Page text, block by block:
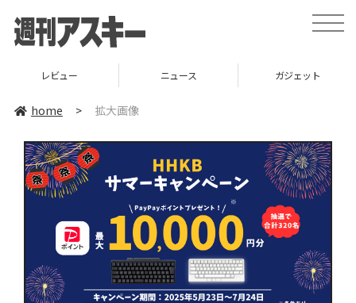
toggle
レビュー ニュース ガジェット
home > 拡大画像